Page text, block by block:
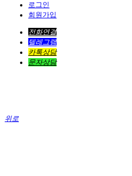
로그인
회원가입
전화연결
텔레그램
카톡상담
문자상담
위로